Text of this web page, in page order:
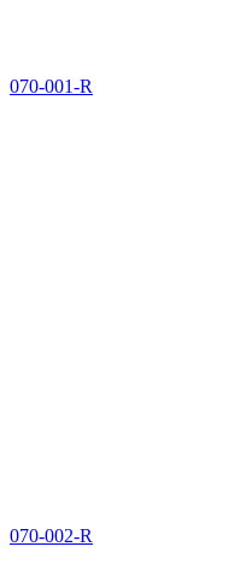
070-001-R
070-002-R